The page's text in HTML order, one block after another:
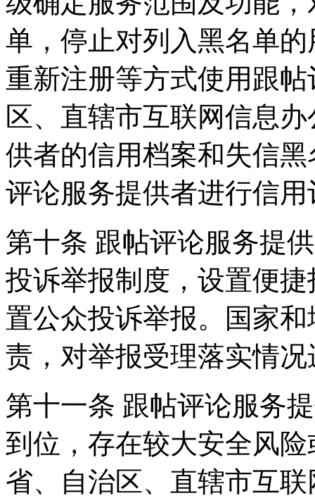
单，停止对列入黑名单
重新注册等方式使用跟
区、直辖市互联网信息
供者的信用档案和失信
评论服务提供者进行信用
第十条 跟帖评论服务提
投诉举报制度，设置便
置公众投诉举报。国家
责，对举报受理落实情
第十一条 跟帖评论服务
到位，存在较大安全风
省、自治区、直辖市互